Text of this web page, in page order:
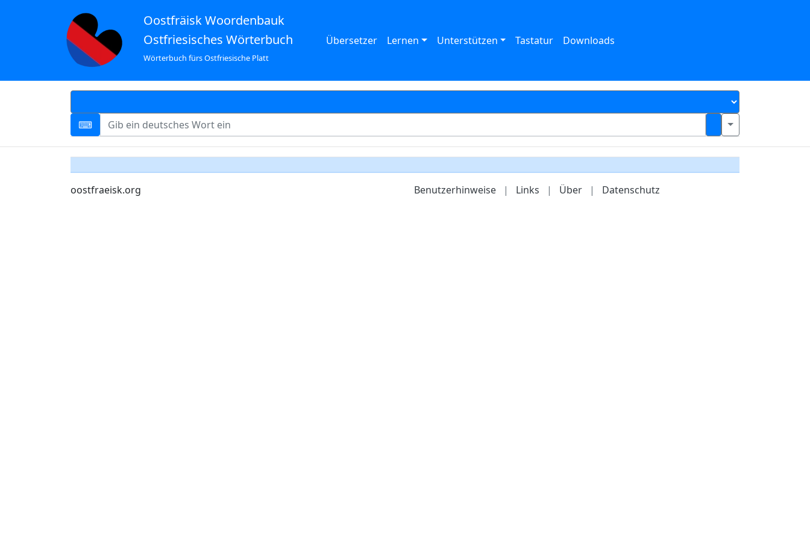
Oostfräisk Woordenbauk
Ostfriesisches Wörterbuch
Wörterbuch fürs Ostfriesische Platt
Übersetzer Lernen Unterstützen Tastatur Downloads
oostfraeisk.org Benutzerhinweise | Links | Über | Datenschutz